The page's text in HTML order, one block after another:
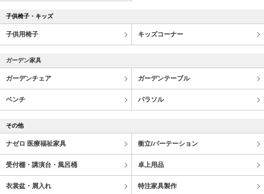
子供椅子・キッズ
子供用椅子 キッズコーナー
ガーデン家具
ガーデンチェア ガーデンテーブル
ベンチ パラソル
その他
ナゼロ 医療福祉家具 衝立/パーテーション
受付棚・講演台・風呂桶 卓上用品
衣裳盆・屑入れ 特注家具製作